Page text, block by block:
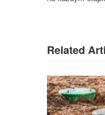
Related